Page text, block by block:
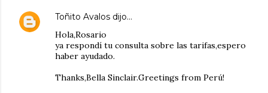
Toñito Avalos dijo…
Hola,Rosario
ya respondí tu consulta sobre las tarifas,espero
haber ayudado.
Thanks,Bella Sinclair.Greetings from Perú!